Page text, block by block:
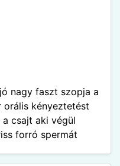
nagy faszt szopja a
orális kényeztetést
csajt aki végül
forró spermát